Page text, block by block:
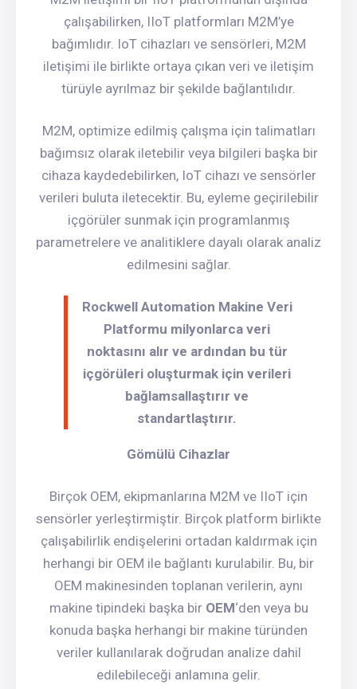
çalışabilirken, IIoT platformları M2M’ye
bağımlıdır. IoT cihazları ve sensörleri, M2M
iletişimi ile birlikte ortaya çıkan veri ve iletişim
türüyle ayrılmaz bir şekilde bağlantılıdır.
M2M, optimize edilmiş çalışma için talimatları
bağımsız olarak iletebilir veya bilgileri başka bir
cihaza kaydedebilirken, IoT cihazı ve sensörler
verileri buluta iletecektir. Bu, eyleme geçirilebilir
içgörüler sunmak için programlanmış
parametrelere ve analitiklere dayalı olarak analiz
edilmesini sağlar.
Rockwell Automation Makine Veri
Platformu milyonlarca veri
noktasını alır ve ardından bu tür
içgörüleri oluşturmak için verileri
bağlamsallaştırır ve
standartlaştırır.
Gömülü Cihazlar
Birçok OEM, ekipmanlarına M2M ve IIoT için
sensörler yerleştirmiştir. Birçok platform birlikte
çalışabilirlik endişelerini ortadan kaldırmak için
herhangi bir OEM ile bağlantı kurulabilir. Bu, bir
OEM makinesinden toplanan verilerin, aynı
makine tipindeki başka bir OEM‘den veya bu
konuda başka herhangi bir makine türünden
veriler kullanılarak doğrudan analize dahil
edilebileceği anlamına gelir.